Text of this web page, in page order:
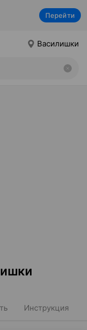
Перейти
Василишки
Инструкция